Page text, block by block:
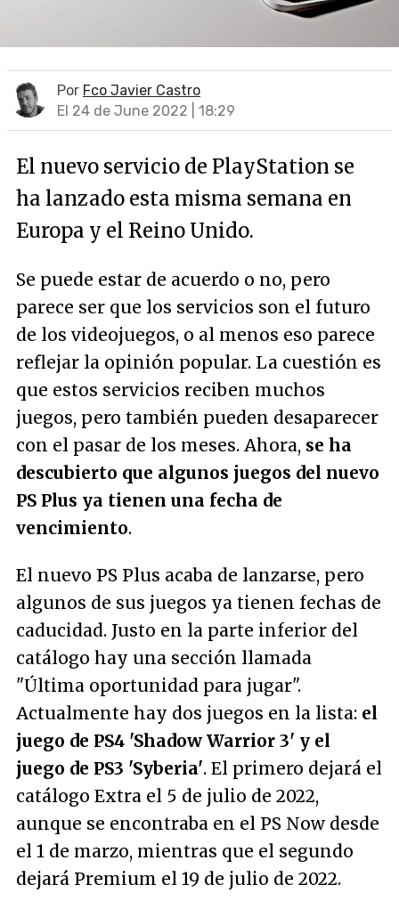
Por Fco Javier Castro
El 24 de June 2022 | 18:29
El nuevo servicio de PlayStation se
ha lanzado esta misma semana en
Europa y el Reino Unido.
Se puede estar de acuerdo o no, pero
parece ser que los servicios son el futuro
de los videojuegos, o al menos eso parece
reflejar la opinión popular. La cuestión es
que estos servicios reciben muchos
juegos, pero también pueden desaparecer
con el pasar de los meses. Ahora, se ha
descubierto que algunos juegos del nuevo
PS Plus ya tienen una fecha de
vencimiento.
El nuevo PS Plus acaba de lanzarse, pero
algunos de sus juegos ya tienen fechas de
caducidad. Justo en la parte inferior del
catálogo hay una sección llamada
"Última oportunidad para jugar".
Actualmente hay dos juegos en la lista: el
juego de PS4 'Shadow Warrior 3' y el
juego de PS3 'Syberia'. El primero dejará el
catálogo Extra el 5 de julio de 2022,
aunque se encontraba en el PS Now desde
el 1 de marzo, mientras que el segundo
dejará Premium el 19 de julio de 2022.